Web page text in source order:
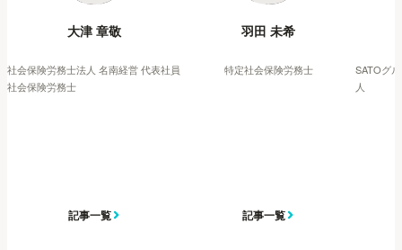
大津 章敬
社会保険労務士法人 名南経営 代表社員
社会保険労務士
記事一覧
羽田 未希
特定社会保険労務士
記事一覧
SATOグ
人